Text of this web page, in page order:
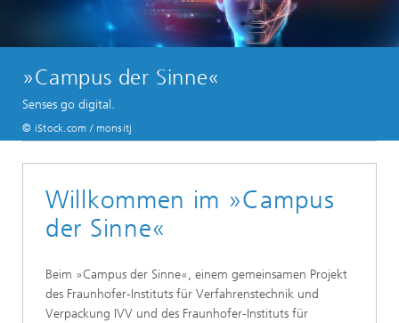
»Campus der Sinne«
Senses go digital.
© iStock.com / monsitj
Willkommen im »Campus
der Sinne«
Beim »Campus der Sinne«, einem gemeinsamen Projekt
des Fraunhofer-Instituts für Verfahrenstechnik und
Verpackung IVV und des Fraunhofer-Instituts für